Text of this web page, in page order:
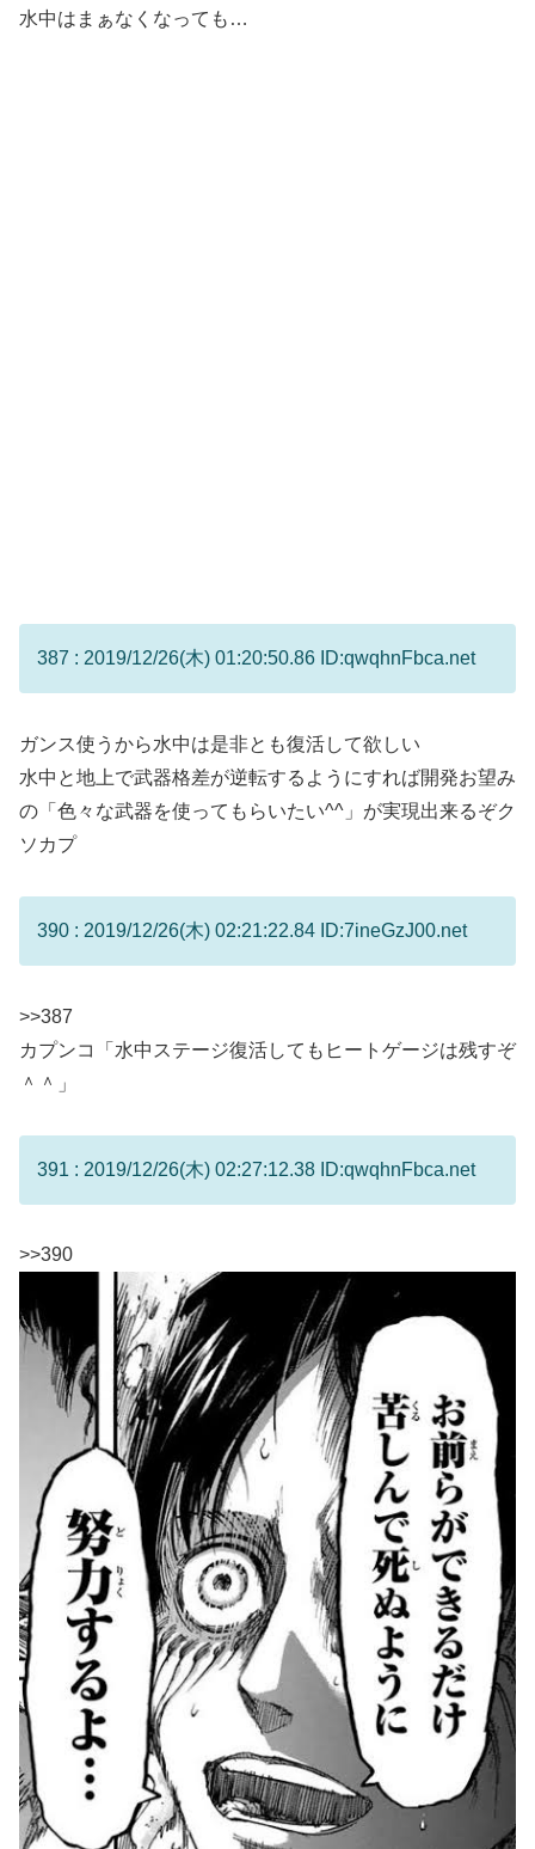
水中はまぁなくなっても…
387 : 2019/12/26(木) 01:20:50.86 ID:qwqhnFbca.net
ガンス使うから水中は是非とも復活して欲しい
水中と地上で武器格差が逆転するようにすれば開発お望み
の「色々な武器を使ってもらいたい^^」が実現出来るぞク
ソカプ
390 : 2019/12/26(木) 02:21:22.84 ID:7ineGzJ00.net
>>387
カプンコ「水中ステージ復活してもヒートゲージは残すぞ
＾＾」
391 : 2019/12/26(木) 02:27:12.38 ID:qwqhnFbca.net
>>390